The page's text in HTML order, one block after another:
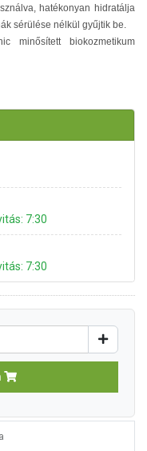
hatékonyan hidratálja
sérülése nélkül gyűjtik be.
minősített biokozmetikum
7:30
7:30